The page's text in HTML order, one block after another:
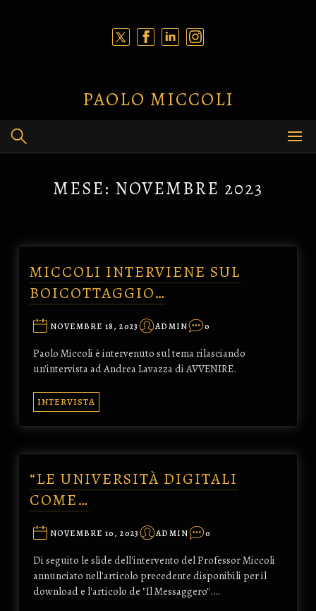
PAOLO MICCOLI
MESE: NOVEMBRE 2023
MICCOLI INTERVIENE SUL
BOICOTTAGGIO…
NOVEMBRE 18, 2023 ADMIN 0
Paolo Miccoli è intervenuto sul tema rilasciando
un'intervista ad Andrea Lavazza di AVVENIRE.
INTERVISTA
“LE UNIVERSITÀ DIGITALI
COME…
NOVEMBRE 10, 2023 ADMIN 0
Di seguito le slide dell'intervento del Professor Miccoli
annunciato nell'articolo precedente disponibili per il
download e l'articolo de "Il Messaggero".…